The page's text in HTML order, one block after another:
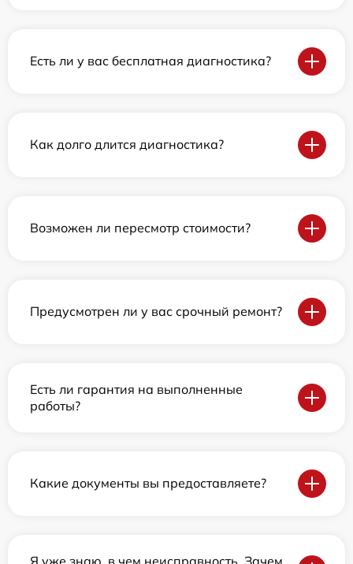
Есть ли у вас бесплатная диагностика?
Как долго длится диагностика?
Возможен ли пересмотр стоимости?
Предусмотрен ли у вас срочный ремонт?
Есть ли гарантия на выполненные
работы?
Какие документы вы предоставляете?
Я уже знаю, в чем неисправность. Зачем